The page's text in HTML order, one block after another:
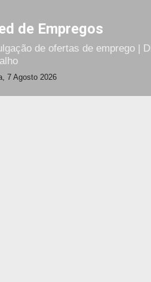
de Empregos
de ofertas de emprego |
7 Agosto 2026